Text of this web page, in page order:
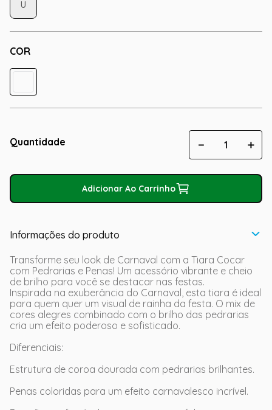
COR
U
Quantidade ＋
－
Adicionar Ao Carrinho
Informações do produto
Transforme seu look de Carnaval com a Tiara Cocar
com Pedrarias e Penas! Um acessório vibrante e cheio
de brilho para você se destacar nas festas.
Inspirada na exuberância do Carnaval, esta tiara é ideal
para quem quer um visual de rainha da festa. O mix de
cores alegres combinado com o brilho das pedrarias
cria um efeito poderoso e sofisticado.
Diferenciais:
Estrutura de coroa dourada com pedrarias brilhantes.
Penas coloridas para um efeito carnavalesco incrível.